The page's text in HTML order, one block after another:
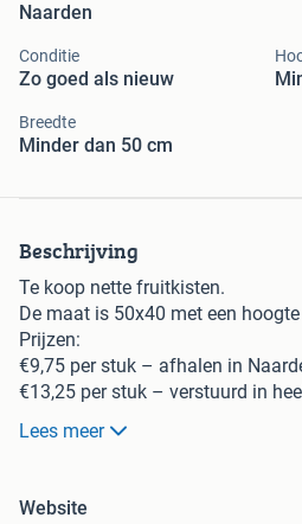
Naarden
Conditie
Zo goed als nieuw
Breedte
Minder dan 50 cm
Beschrijving
Te koop nette fruitkisten.
De maat is 50x40 met een
Prijzen:
€9,75 per stuk – afhalen in
€13,25 per stuk – verstuurd in
Afname bij versturen minimaal 2
Groot aantal beschikbaar.
Lees meer
Website